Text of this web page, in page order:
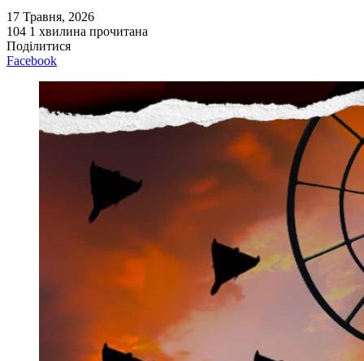
17 Травня, 2026
104 1 хвилина прочитана
Поділитися
Facebook